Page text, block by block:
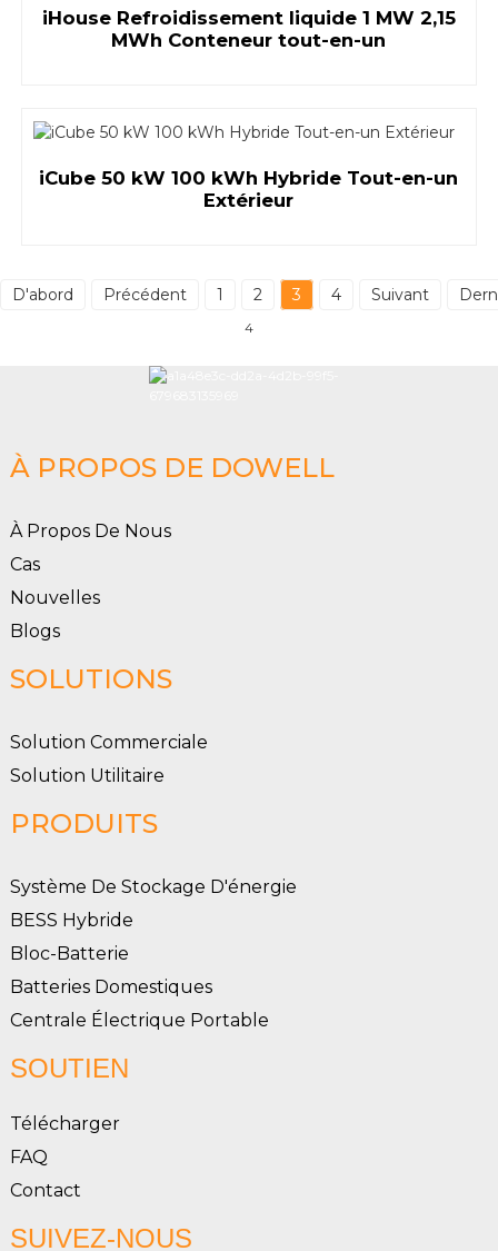
iHouse Refroidissement liquide 1 MW 2,15
MWh Conteneur tout-en-un
iCube 50 kW 100 kWh Hybride Tout-en-un
Extérieur
D'abord Précédent 1 2 3 4 Suivant
4
À PROPOS DE DOWELL
À Propos De Nous
Cas
Nouvelles
Blogs
SOLUTIONS
Solution Commerciale
Solution Utilitaire
PRODUITS
Système De Stockage D'énergie
BESS Hybride
Bloc-Batterie
Batteries Domestiques
Centrale Électrique Portable
SOUTIEN
Télécharger
FAQ
Contact
SUIVEZ-NOUS